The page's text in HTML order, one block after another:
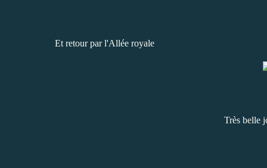
Et retour par l'Allée royale
Très belle